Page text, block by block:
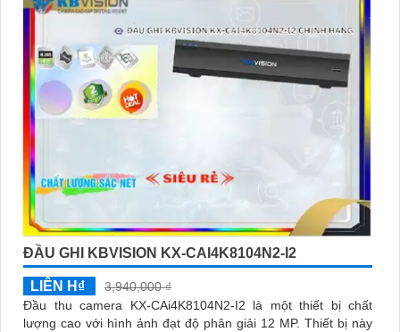
ĐẦU GHI KBVISION KX-CAI4K8104N2-I2
LIÊN H₫
3,940,000 ₫
Đầu thu camera KX-CAi4K8104N2-I2 là một thiết bị chất
lượng cao với hình ảnh đạt độ phân giải 12 MP. Thiết bị này